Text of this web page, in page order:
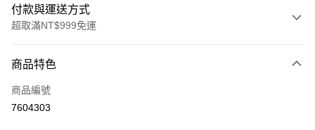
付款與運送方式
超取滿NT$999免運
信用卡一次付款
信用卡分期付款
商品特色
商品編號
7604303